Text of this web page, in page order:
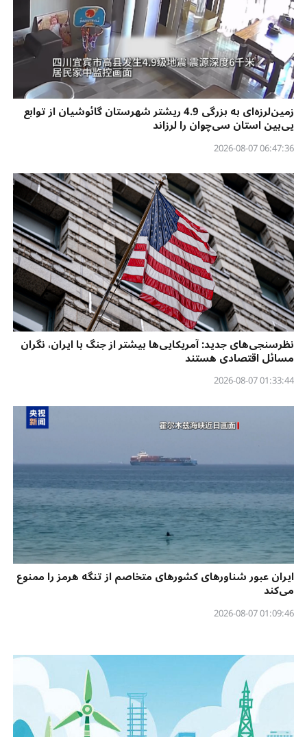
زمین‌لرزه‌ای به بزرگی 4.9 ریشتر شهرستان گائوشیان از توابع
یی‌بین استان سی‌چوان را لرزاند
06:47:36 2026-08-07
نظرسنجی‌‌های جدید: آمریکایی‌ها بیشتر از جنگ با ایران، نگران
مسائل اقتصادی هستند
01:33:44 2026-08-07
ایران عبور شناورهای کشورهای متخاصم از تنگه هرمز را ممنوع
می‌کند
01:09:46 2026-08-07